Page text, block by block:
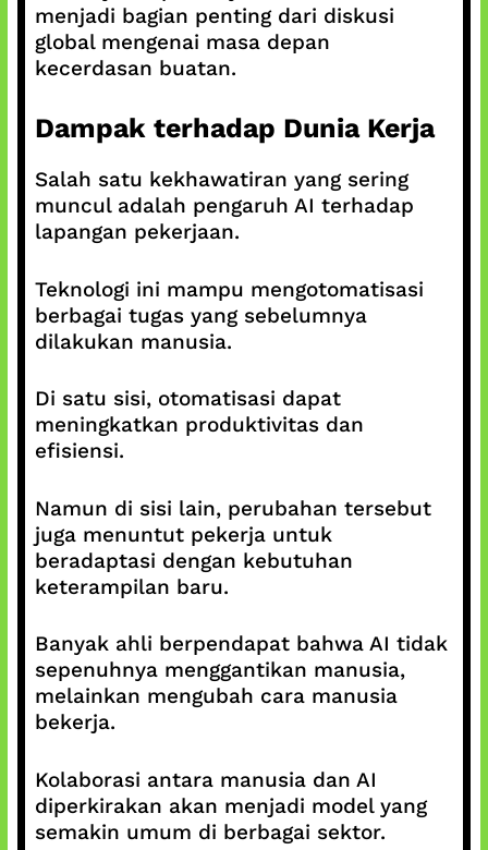
menjadi bagian penting dari diskusi
global mengenai masa depan
kecerdasan buatan.
Dampak terhadap Dunia Kerja
Salah satu kekhawatiran yang sering
muncul adalah pengaruh AI terhadap
lapangan pekerjaan.
Teknologi ini mampu mengotomatisasi
berbagai tugas yang sebelumnya
dilakukan manusia.
Di satu sisi, otomatisasi dapat
meningkatkan produktivitas dan
efisiensi.
Namun di sisi lain, perubahan tersebut
juga menuntut pekerja untuk
beradaptasi dengan kebutuhan
keterampilan baru.
Banyak ahli berpendapat bahwa AI tidak
sepenuhnya menggantikan manusia,
melainkan mengubah cara manusia
bekerja.
Kolaborasi antara manusia dan AI
diperkirakan akan menjadi model yang
semakin umum di berbagai sektor.